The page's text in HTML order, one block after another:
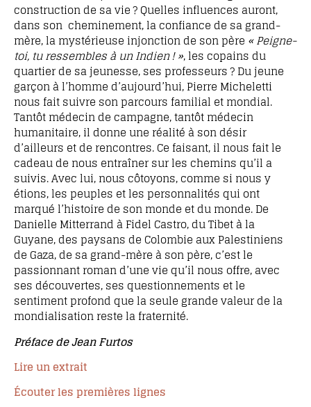
construction de sa vie ? Quelles influences auront,
dans son cheminement, la confiance de sa grand-
mère, la mystérieuse injonction de son père « Peigne-
toi, tu ressembles à un Indien ! », les copains du
quartier de sa jeunesse, ses professeurs ? Du jeune
garçon à l’homme d’aujourd’hui, Pierre Micheletti
nous fait suivre son parcours familial et mondial.
Tantôt médecin de campagne, tantôt médecin
humanitaire, il donne une réalité à son désir
d’ailleurs et de rencontres. Ce faisant, il nous fait le
cadeau de nous entraîner sur les chemins qu’il a
suivis. Avec lui, nous côtoyons, comme si nous y
étions, les peuples et les personnalités qui ont
marqué l’histoire de son monde et du monde. De
Danielle Mitterrand à Fidel Castro, du Tibet à la
Guyane, des paysans de Colombie aux Palestiniens
de Gaza, de sa grand-mère à son père, c’est le
passionnant roman d’une vie qu’il nous offre, avec
ses découvertes, ses questionnements et le
sentiment profond que la seule grande valeur de la
mondialisation reste la fraternité.
Préface de Jean Furtos
Lire un extrait
Écouter les premières lignes